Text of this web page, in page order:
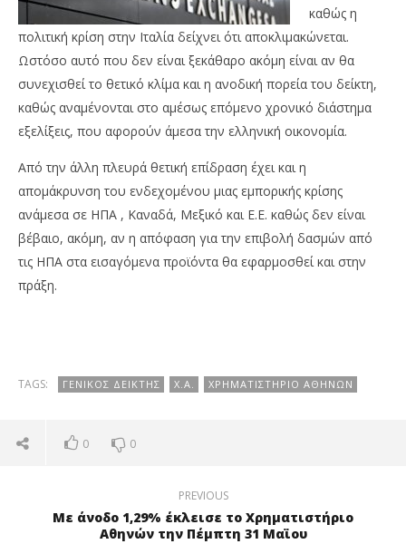
Metoxes
Online
καθώς η
πολιτική κρίση στην Ιταλία δείχνει ότι αποκλιμακώνεται.
Ωστόσο αυτό που δεν είναι ξεκάθαρο ακόμη είναι αν θα
συνεχισθεί το θετικό κλίμα και η ανοδική πορεία του δείκτη,
καθώς αναμένονται στο αμέσως επόμενο χρονικό διάστημα
εξελίξεις, που αφορούν άμεσα την ελληνική οικονομία.
Από την άλλη πλευρά θετική επίδραση έχει και η
απομάκρυνση του ενδεχομένου μιας εμπορικής κρίσης
ανάμεσα σε ΗΠΑ , Καναδά, Μεξικό και Ε.Ε. καθώς δεν είναι
βέβαιο, ακόμη, αν η απόφαση για την επιβολή δασμών από
τις ΗΠΑ στα εισαγόμενα προϊόντα θα εφαρμοσθεί και στην
πράξη.
TAGS: ΓΕΝΙΚΌΣ ΔΕΊΚΤΗΣ Χ.Α. ΧΡΗΜΑΤΙΣΤΉΡΙΟ ΑΘΗΝΏΝ
0 0
PREVIOUS
Με άνοδο 1,29% έκλεισε το Χρηματιστήριο
Αθηνών την Πέμπτη 31 Μαϊου